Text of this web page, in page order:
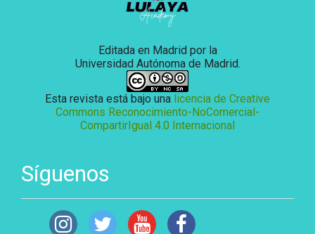
Editada en Madrid por la
Universidad Autónoma de Madrid.
Esta revista está bajo una licencia de Creative
Commons Reconocimiento-NoComercial-
CompartirIgual 4.0 Internacional
Síguenos